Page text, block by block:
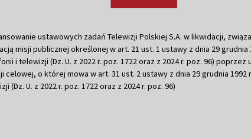
ustawowych zadań Telewizji Polskiej S.A. w likwidacji,
misji publicznej określonej w art. 21 ust. 1 ustawy z dnia 29 grudnia
i telewizji (Dz. U. z 2022 r. poz. 1722 oraz z 2024 r. poz. 96) poprzez
celowej, o której mowa w art. 31 ust. 2 ustawy z dnia 29 grudnia 1992
(Dz. U. z 2022 r. poz. 1722 oraz z 2024 r. poz. 96)